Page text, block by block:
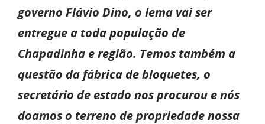
governo Flávio Dino, o Iema vai ser
entregue a toda população de
Chapadinha e região. Temos também a
questão da fábrica de bloquetes, o
secretário de estado nos procurou e nós
doamos o terreno de propriedade nossa